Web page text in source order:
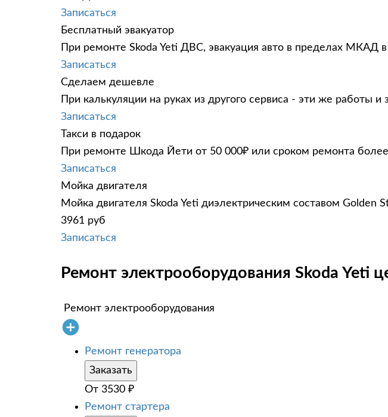
Записаться
Бесплатный эвакуатор
При ремонте Skoda Yeti ДВС, эвакуация авто в пределах МКАД в
Записаться
Сделаем дешевле
При калькуляции на руках из другого сервиса - эти же работы и
Записаться
Такси в подарок
При ремонте Шкода Йети от 50 000₽ или сроком ремонта
Записаться
Мойка двигателя
Мойка двигателя Skoda Yeti диэлектрическим составом Golden
3961 руб
Записаться
Ремонт электрооборудования Skoda Yeti
Ремонт электрооборудования
Ремонт генератора
Заказать
От 3530 ₽
Ремонт стартера